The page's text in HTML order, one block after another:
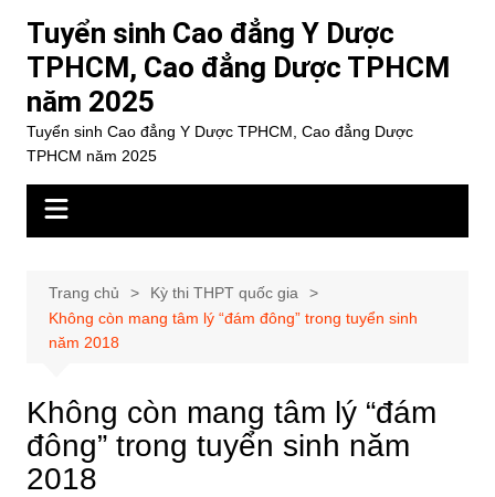
dung
Tuyển sinh Cao đẳng Y Dược
TPHCM, Cao đẳng Dược TPHCM
năm 2025
Tuyển sinh Cao đẳng Y Dược TPHCM, Cao đẳng Dược
TPHCM năm 2025
Trang chủ
Kỳ thi THPT quốc gia
Không còn mang tâm lý “đám đông” trong tuyển sinh
năm 2018
Không còn mang tâm lý “đám
đông” trong tuyển sinh năm
2018